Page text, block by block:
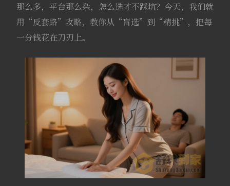
那么多，平台那么杂，怎么选才不踩坑？今天，我们就
用“反套路”攻略，教你从“盲选”到“精挑”，把每
一分钱花在刀刃上。